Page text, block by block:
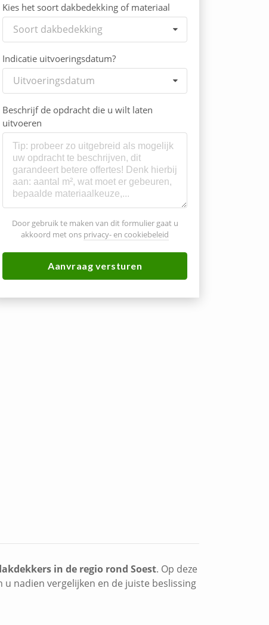
Kies het soort dakbedekking of materiaal
Soort dakbedekking
Indicatie uitvoeringsdatum?
Uitvoeringsdatum
Beschrijf de opdracht die u wilt laten
uitvoeren
Door gebruik te maken van dit formulier gaat u
akkoord met ons privacy- en cookiebeleid
Aanvraag versturen
in de regio rond Soest. Op deze
nadien vergelijken en de juiste beslissing